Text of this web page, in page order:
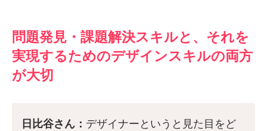
問題発見・課題解決スキルと、それを
実現するためのデザインスキルの両方
が大切
日比谷さん： デザイナーというと見た目をど